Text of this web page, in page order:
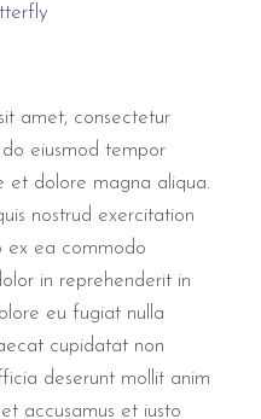
amet, consectetur
eiusmod tempor
et dolore magna aliqua.
nostrud exercitation
ex ea commodo
in reprehenderit in
eu fugiat nulla
cupidatat non
deserunt mollit anim
accusamus et iusto